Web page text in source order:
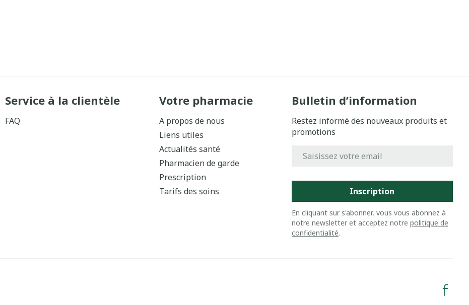
Service à la clientèle
FAQ
Votre pharmacie
A propos de nous
Liens utiles
Actualités santé
Pharmacien de garde
Prescription
Tarifs des soins
Bulletin d’information
Restez informé des nouveaux produits et
promotions
Inscription
En cliquant sur s'abonner, vous vous abonnez à
notre newsletter et acceptez notre politique de
confidentialité.